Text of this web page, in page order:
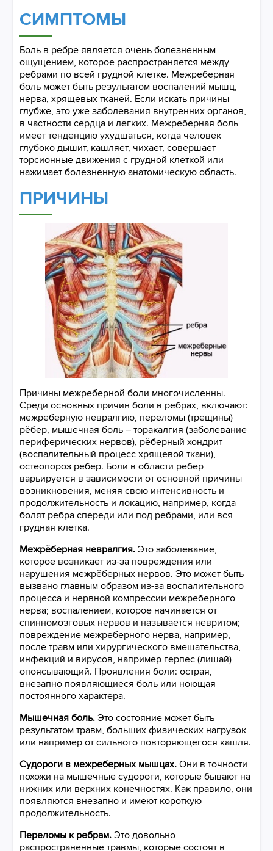
СИМПТОМЫ
Боль в ребре является очень болезненным
ощущением, которое распространяется между
ребрами по всей грудной клетке. Межреберная
боль может быть результатом воспалений мышц,
нерва, хрящевых тканей. Если искать причины
глубже, это уже заболевания внутренних органов,
в частности сердца и лёгких. Межреберная боль
имеет тенденцию ухудшаться, когда человек
глубоко дышит, кашляет, чихает, совершает
торсионные движения с грудной клеткой или
нажимает болезненную анатомическую область.
ПРИЧИНЫ
Причины межреберной боли многочисленны.
Среди основных причин боли в ребрах, включают:
межреберную невралгию, переломы (трещины)
рёбер, мышечная боль – торакалгия (заболевание
периферических нервов), рёберный хондрит
(воспалительный процесс хрящевой ткани),
остеопороз ребер. Боли в области ребер
варьируется в зависимости от основной причины
возникновения, меняя свою интенсивность и
продолжительность и локацию, например, когда
болят ребра спереди или под ребрами, или вся
грудная клетка.
Межрёберная невралгия. Это заболевание,
которое возникает из-за повреждения или
нарушения межрёберных нервов. Это может быть
вызвано главным образом из-за воспалительного
процесса и нервной компрессии межрёберного
нерва; воспалением, которое начинается от
спинномозговых нервов и называется невритом;
повреждение межреберного нерва, например,
после травм или хирургического вмешательства,
инфекций и вирусов, например герпес (лишай)
опоясывающий. Проявления боли: острая,
внезапно появляющиеся боль или ноющая
постоянного характера.
Мышечная боль. Это состояние может быть
результатом травм, больших физических нагрузок
или например от сильного повторяющегося кашля.
Судороги в межреберных мышцах. Они в точности
похожи на мышечные судороги, которые бывают на
нижних или верхних конечностях. Как правило, они
появляются внезапно и имеют короткую
продолжительность.
Переломы к ребрам.Это довольно
распространенные травмы, которые состоят в